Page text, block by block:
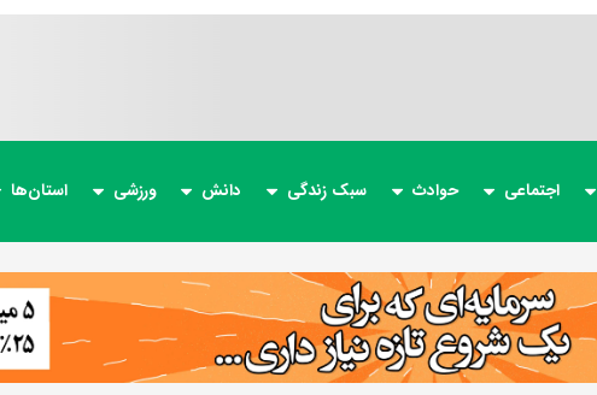
اجتماعی حوادث سبک زندگی دانش ورزشی استان‌ها